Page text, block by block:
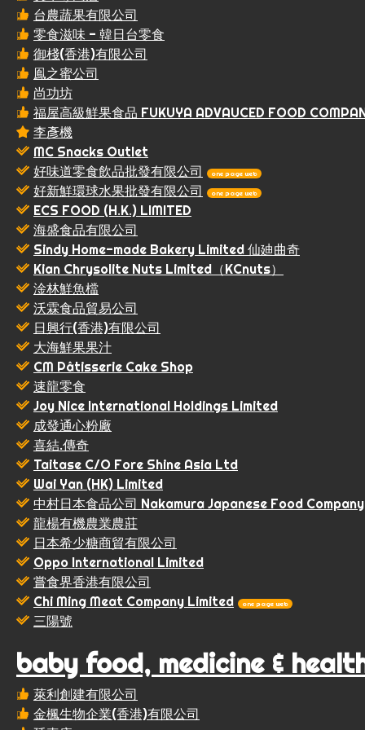
台農蔬果有限公司
零食滋味 - 韓日台零食
御棧(香港)有限公司
鳯之蜜公司
尚功坊
福屋高級鮮果食品 FUKUYA ADVAUCED FOOD
李彥機
MC Snacks Outlet
好味道零食飲品批發有限公司
one page web
好新鮮環球水果批發有限公司 one page web
ECS FOOD (H.K.) LIMITED
海盛食品有限公司
Sindy Home-made Bakery Limited 仙廸曲奇
Kian Chrysolite Nuts Limited（KCnuts）
淦林鮮魚檔
沃霖食品貿易公司
日興行(香港)有限公司
大海鮮果果汁
CM Pâtisserie Cake Shop
速龍零食
Joy Nice International Holdings Limited
成發通心粉廠
喜結.傳奇
Taitase C/O Fore Shine Asia Ltd
Wai Yan (HK) Limited
中村日本食品公司 Nakamura Japanese Food Company
龍楊有機農業農莊
日本希少糖商貿有限公司
Oppo International Limited
嘗食界香港有限公司
Chi Ming Meat Company Limited
one page web
三陽號
baby food, medicine &
萊利創建有限公司
金楓生物企業(香港)有限公司